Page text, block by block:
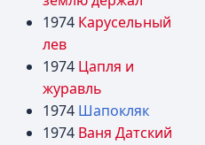
1974 Карусельный
лев
1974 Цапля и
журавль
1974 Шапокляк
1974 Ваня Датский